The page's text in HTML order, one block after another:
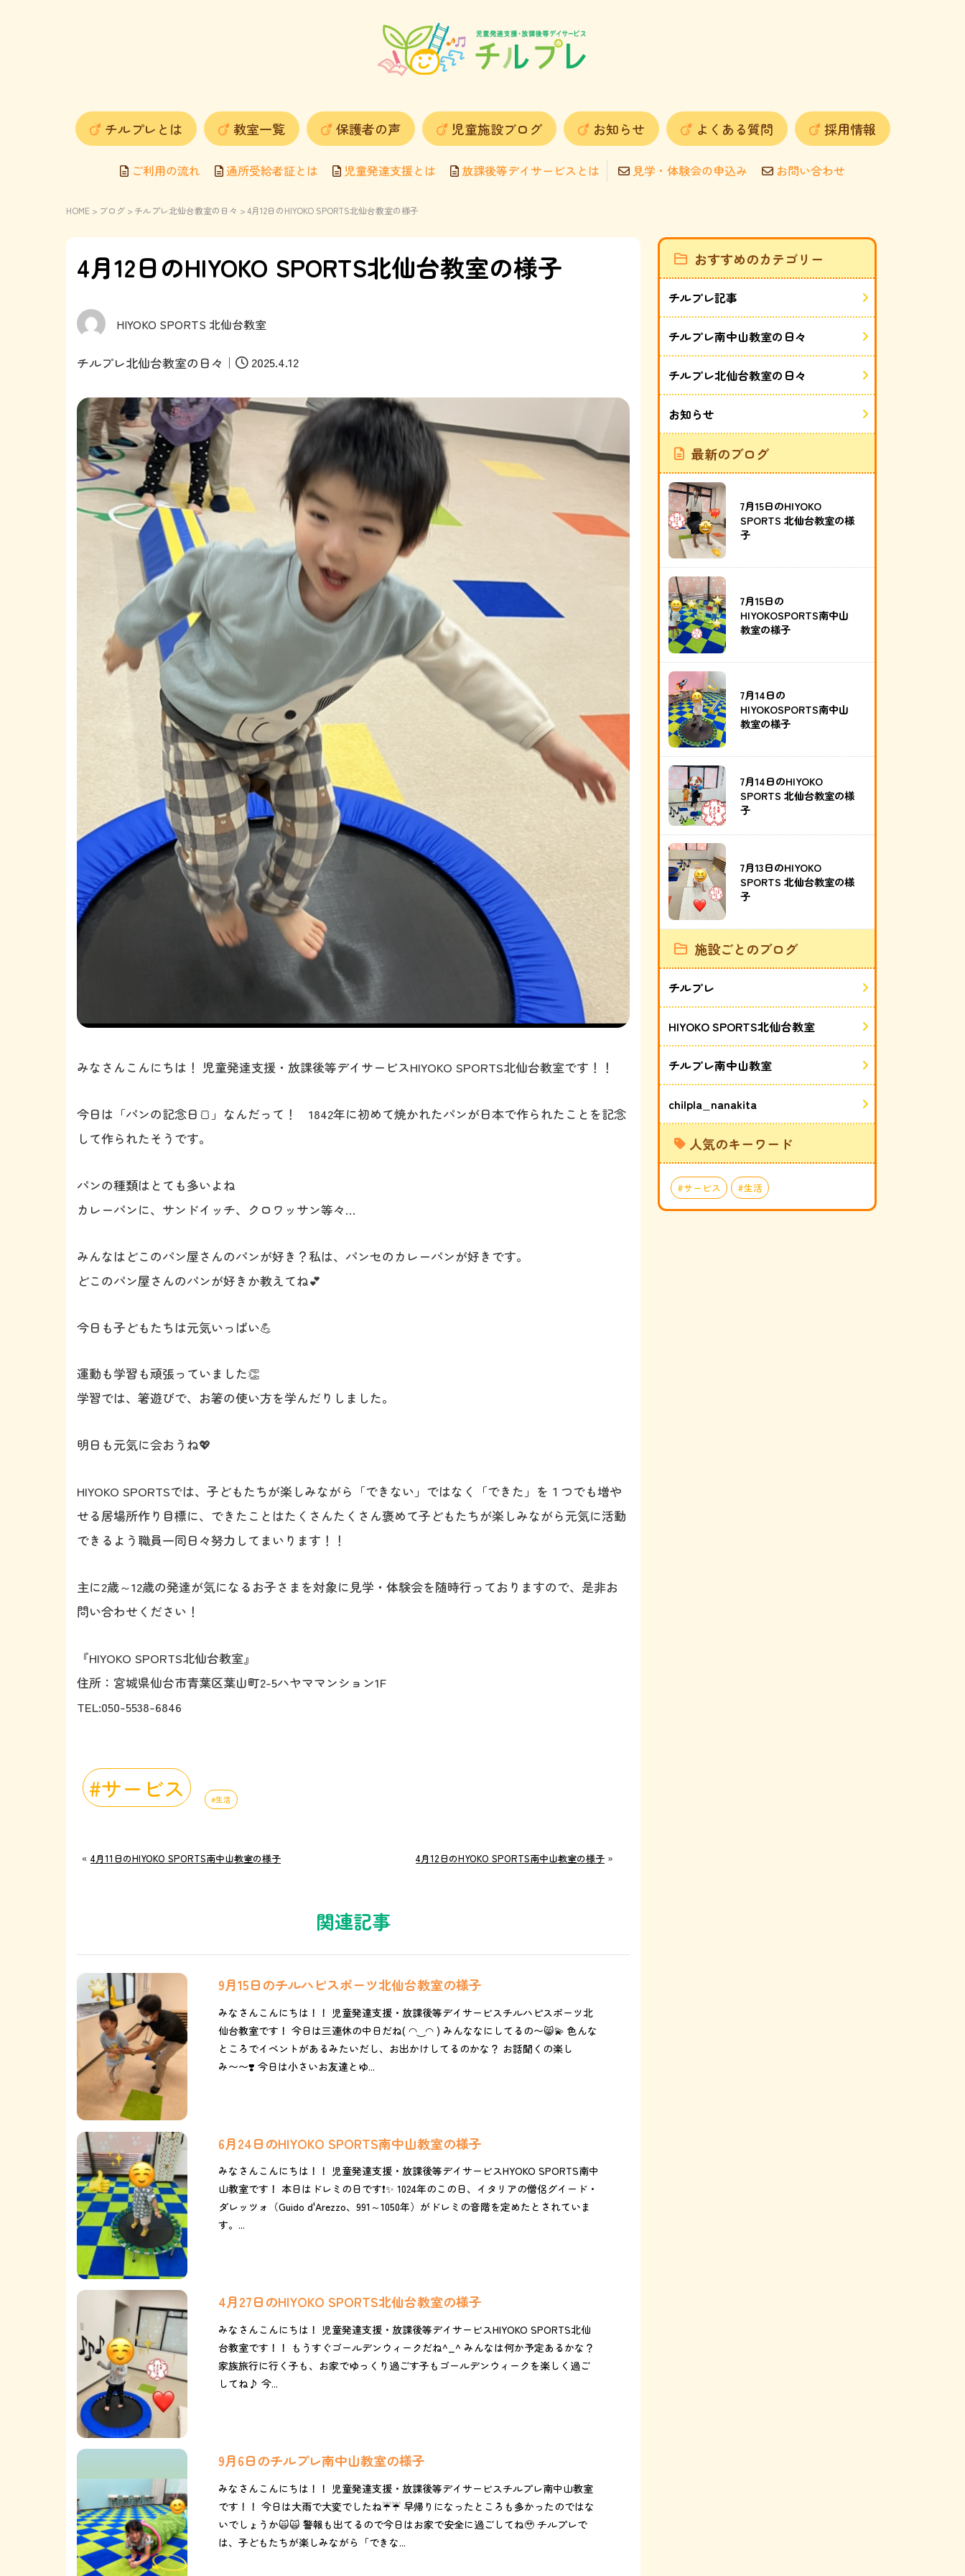
チルプレとは 教室一覧 保護者の声 児童施設ブログ お知らせ よくある質問 採用情報
ご利用の流れ 通所受給者証とは 児童発達支援とは 放課後等デイサービスとは 見学・体験会の申込み お問い合わせ
HOME > ブログ > チルプレ北仙台教室の日々 > 4月12日のHIYOKO SPORTS北仙台教室の様子
4月12日のHIYOKO SPORTS北仙台教室の様子
HIYOKO SPORTS 北仙台教室
チルプレ北仙台教室の日々 ｜ 2025.4.12
みなさんこんにちは！ 児童発達支援・放課後等デイサービスHIYOKO SPORTS北仙台教室です！！
今日は「パンの記念日🍞」なんだって！ 1842年に初めて焼かれたパンが日本で作られたことを記念
して作られたそうです。
パンの種類はとても多いよね
カレーパンに、サンドイッチ、クロワッサン等々…
みんなはどこのパン屋さんのパンが好き？私は、パンセのカレーパンが好きです。
どこのパン屋さんのパンが好きか教えてね💕
今日も子どもたちは元気いっぱい💪
運動も学習も頑張っていました👏
学習では、箸遊びで、お箸の使い方を学んだりしました。
明日も元気に会おうね💖
HIYOKO SPORTSでは、子どもたちが楽しみながら「できない」ではなく「できた」を１つでも増や
せる居場所作り目標に、できたことはたくさんたくさん褒めて子どもたちが楽しみながら元気に活動
できるよう職員一同日々努力してまいります！！
主に2歳～12歳の発達が気になるお子さまを対象に見学・体験会を随時行っておりますので、是非お
問い合わせください！
『HIYOKO SPORTS北仙台教室』
住所：宮城県仙台市青葉区葉山町2-5ハヤママンション1F
TEL:050-5538-6846
サービス 生活
« 4月11日のHIYOKO SPORTS南中山教室の様子 4月12日のHYOKO SPORTS南中山教室の様子 »
関連記事
9月15日のチルハピスポーツ北仙台教室の様子
みなさんこんにちは！！ 児童発達支援・放課後等デイサービスチルハピスポーツ北
仙台教室です！ 今日は三連休の中日だね( ◠‿◠ ) みんななにしてるの〜😸💫 色んな
ところでイベントがあるみたいだし、お出かけしてるのかな？ お話聞くの楽し
み〜〜❣️ 今日は小さいお友達とゆ...
6月24日のHIYOKO SPORTS南中山教室の様子
みなさんこんにちは！！ 児童発達支援・放課後等デイサービスHYOKO SPORTS南中
山教室です！ 本日はドレミの日です❗️✨ 1024年のこの日、イタリアの僧侶グイード・
ダレッツォ（Guido d'Arezzo、991～1050年）がドレミの音階を定めたとされていま
す。...
4月27日のHIYOKO SPORTS北仙台教室の様子
みなさんこんにちは！ 児童発達支援・放課後等デイサービスHIYOKO SPORTS北仙
台教室です！！ もうすぐゴールデンウィークだね^_^ みんなは何か予定あるかな？
家族旅行に行く子も、お家でゆっくり過ごす子もゴールデンウィークを楽しく過ご
してね♪ 今...
9月6日のチルプレ南中山教室の様子
みなさんこんにちは！！ 児童発達支援・放課後等デイサービスチルプレ南中山教室
です！！ 今日は大雨で大変でしたね☔️☔️ 早帰りになったところも多かったのではな
いでしょうか🙀🙀 警報も出てるので今日はお家で安全に過ごしてね🥹 チルプレで
は、子どもたちが楽しみながら「できな...
おすすめのカテゴリー
チルプレ記事
チルプレ南中山教室の日々
チルプレ北仙台教室の日々
お知らせ
最新のブログ
7月15日のHIYOKO
SPORTS 北仙台教室の様
子
7月15日の
HIYOKOSPORTS南中山
教室の様子
7月14日の
HIYOKOSPORTS南中山
教室の様子
7月14日のHIYOKO
SPORTS 北仙台教室の様
子
7月13日のHIYOKO
SPORTS 北仙台教室の様
子
施設ごとのブログ
チルプレ
HIYOKO SPORTS北仙台教室
チルプレ南中山教室
chilpla_nanakita
人気のキーワード
サービス 生活